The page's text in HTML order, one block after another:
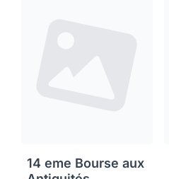
14 eme Bourse aux